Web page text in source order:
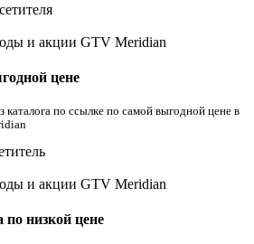
цене
по ссылке по самой выгодной цене в
низкой цене